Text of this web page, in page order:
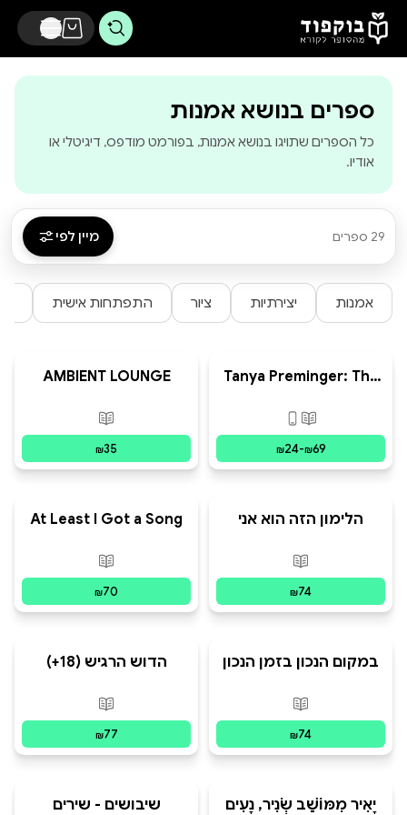
דלג לתוכן הראשי
ספרים בנושא אמנות
כל הספרים שתויגו בנושא אמנות, בפורמט מודפס, דיגיטלי או
אודיו.
29 ספרים מיין לפי
אמנות יצירתיות ציור התפתחות אישית
Tanya Preminger: The
Magnificence
פורמטים זמינים
מודפס, דיגיטלי
₪24-₪69
AMBIENT LOUNGE
פורמטים זמינים
₪35
הלימון הזה הוא אני
פורמטים זמינים
₪74
At Least I Got a Song
פורמטים זמינים
₪70
במקום הנכון בזמן הנכון
פורמטים זמינים
₪74
הדוש הרגיש (18+)
פורמטים זמינים
₪77
יָאִיר מִמּוֹשַׁב שְׂנִיר, נָעִים
שיבושים - שירים